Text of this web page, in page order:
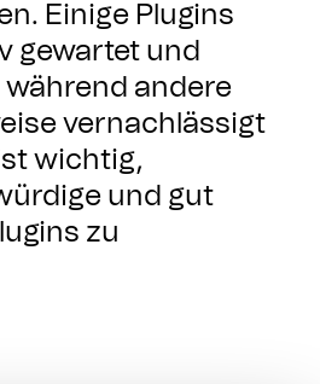
Einige Plugins
gewartet und
andere
vernachlässigt
wichtig,
und gut
zu